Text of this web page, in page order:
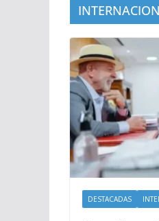
DESTACADAS